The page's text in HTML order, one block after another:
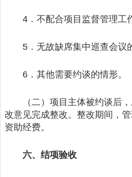
4．不配合项目监督管理工
5．无故缺席集中巡查会议
6．其他需要约谈的情形。
（二）项目主体被约谈后
改意见完成整改。整改期间，
资助经费。
六、结项验收